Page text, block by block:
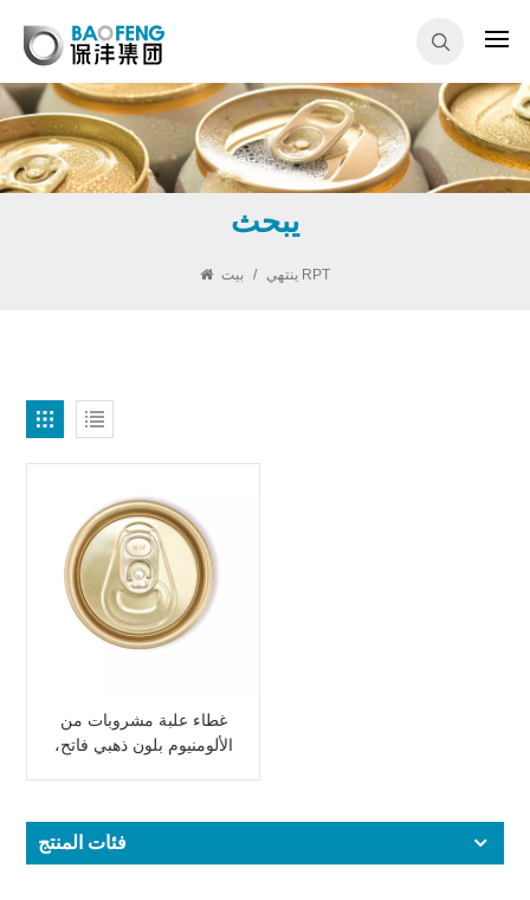
يبحث
/ ينتهي RPT
غطاء علبة مشروبات من
الألومنيوم بلون ذهبي فاتح،
فئات المنتج